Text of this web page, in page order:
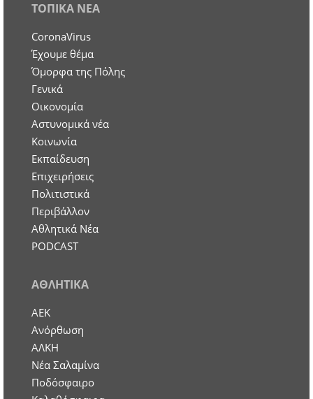
ΤΟΠΙΚΑ ΝΕΑ
CoronaVirus
Έχουμε θέμα
Όμορφα της Πόλης
Γενικά
Οικονομία
Aστυνομικά νέα
Κοινωνία
Εκπαίδευση
Επιχειρήσεις
Πολιτιστικά
Περιβάλλον
Αθλητικά Νέα
PODCAST
ΑΘΛΗΤΙΚΑ
ΑΕΚ
Ανόρθωση
ΑΛΚΗ
Νέα Σαλαμίνα
Ποδόσφαιρο